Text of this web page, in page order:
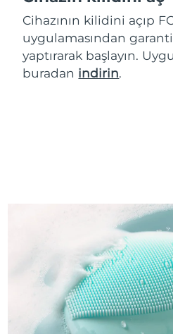
Cihazının kilidini açıp
uygulamasından garanti
yaptırarak başlayın.
buradan indirin.